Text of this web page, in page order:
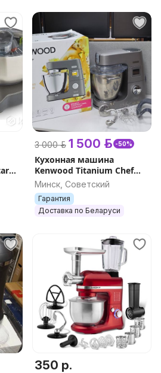
3 000 р. 1 500 р. -50%
Кухонная машина
Kenwood Titanium Chef
Patissier XL (KWL90.004SI /
Type KWL90)
Минск, Советский
Гарантия
Доставка по Беларуси
350 р.